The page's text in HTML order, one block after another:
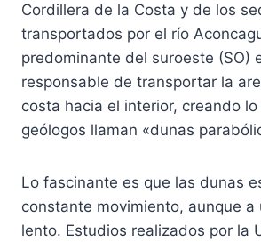
Cordillera de la Costa y de los
transportados por el río
predominante del suroeste (SO)
responsable de transportar la
costa hacia el interior, creando lo
geólogos llaman «dunas
Lo fascinante es que las dunas
constante movimiento, aunque a
lento. Estudios realizados por la